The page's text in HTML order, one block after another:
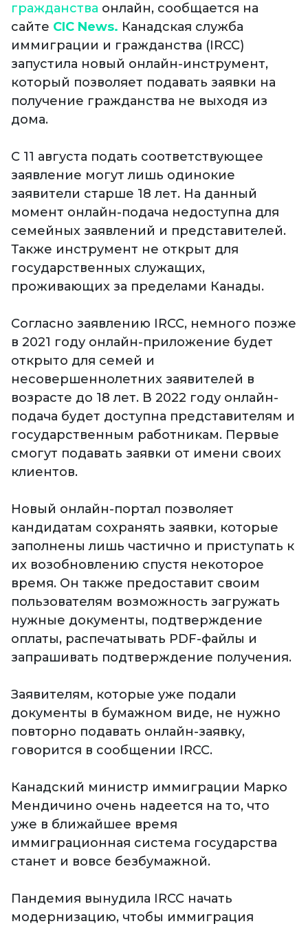
гражданства онлайн, сообщается на
сайте CIC News. Канадская служба
иммиграции и гражданства (IRCC)
запустила новый онлайн-инструмент,
который позволяет подавать заявки на
получение гражданства не выходя из
дома.
С 11 августа подать соответствующее
заявление могут лишь одинокие
заявители старше 18 лет. На данный
момент онлайн-подача недоступна для
семейных заявлений и представителей.
Также инструмент не открыт для
государственных служащих,
проживающих за пределами Канады.
Согласно заявлению IRCC, немного позже
в 2021 году онлайн-приложение будет
открыто для семей и
несовершеннолетних заявителей в
возрасте до 18 лет. В 2022 году онлайн-
подача будет доступна представителям и
государственным работникам. Первые
смогут подавать заявки от имени своих
клиентов.
Новый онлайн-портал позволяет
кандидатам сохранять заявки, которые
заполнены лишь частично и приступать к
их возобновлению спустя некоторое
время. Он также предоставит своим
пользователям возможность загружать
нужные документы, подтверждение
оплаты, распечатывать PDF-файлы и
запрашивать подтверждение получения.
Заявителям, которые уже подали
документы в бумажном виде, не нужно
повторно подавать онлайн-заявку,
говорится в сообщении IRCC.
Канадский министр иммиграции Марко
Мендичино очень надеется на то, что
уже в ближайшее время
иммиграционная система государства
станет и вовсе безбумажной.
Пандемия вынудила IRCC начать
модернизацию, чтобы иммиграция